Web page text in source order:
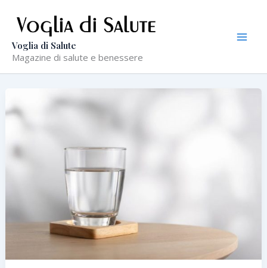
contenuto
Voglia di Salute
Magazine di salute e benessere